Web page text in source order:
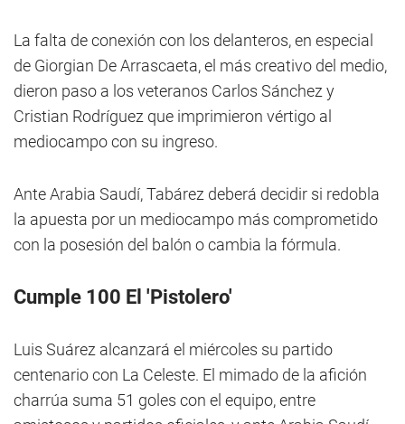
La falta de conexión con los delanteros, en especial
de Giorgian De Arrascaeta, el más creativo del medio,
dieron paso a los veteranos Carlos Sánchez y
Cristian Rodríguez que imprimieron vértigo al
mediocampo con su ingreso.
Ante Arabia Saudí, Tabárez deberá decidir si redobla
la apuesta por un mediocampo más comprometido
con la posesión del balón o cambia la fórmula.
Cumple 100 El 'Pistolero'
Luis Suárez alcanzará el miércoles su partido
centenario con La Celeste. El mimado de la afición
charrúa suma 51 goles con el equipo, entre